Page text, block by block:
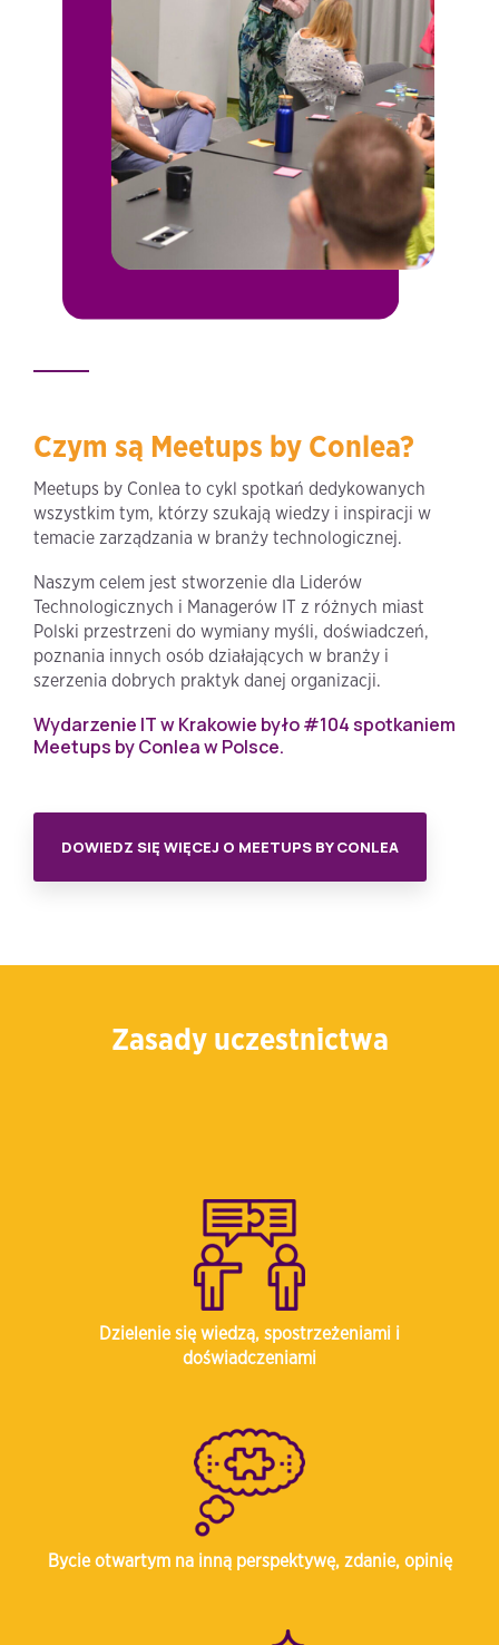
Czym są Meetups by Conlea?
Meetups by Conlea to cykl spotkań dedykowanych
wszystkim tym, którzy szukają wiedzy i inspiracji w
temacie zarządzania w branży technologicznej.
Naszym celem jest stworzenie dla Liderów
Technologicznych i Managerów IT z różnych miast
Polski przestrzeni do wymiany myśli, doświadczeń,
poznania innych osób działających w branży i
szerzenia dobrych praktyk danej organizacji.
Wydarzenie IT w Krakowie było #104 spotkaniem
Meetups by Conlea w Polsce.
DOWIEDZ SIĘ WIĘCEJ O MEETUPS BY CONLEA
Zasady uczestnictwa
Dzielenie się wiedzą, spostrzeżeniami i
doświadczeniami
Bycie otwartym na inną perspektywę, zdanie, opinię